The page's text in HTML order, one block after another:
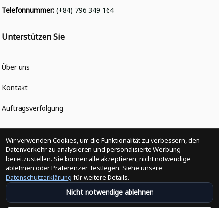
Telefonnummer: (+84) 796 349 164
Unterstützen Sie
Über uns
Kontakt
Auftragsverfolgung
Politiken
Änderungen der Bestellung
Versandpolitik
Rückerstattungsrichtlinie
Wir verwenden Cookies, um die Funktionalität zu verbessern, den
Datenverkehr zu analysieren und personalisierte Werbung
bereitzustellen. Sie können alle akzeptieren, nicht notwendige
ablehnen oder Präferenzen festlegen. Siehe unsere
Datenschutzerklärung für weitere Details.
Nicht notwendige ablehnen